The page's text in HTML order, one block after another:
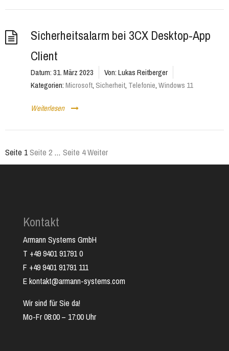
Sicherheitsalarm bei 3CX Desktop-App
Client
Datum:31. März 2023 Von:Lukas Reitberger
Kategorien:Microsoft,Sicherheit, Telefonie,Windows 11
Weiterlesen
Seitennummerierung
Seite 1Seite 2 … Seite 4Weiter
Kontakt
Armann Systems GmbH
T +49 9401 91791 0
F +49 9401 91791 111
E kontakt@armann-systems.com
Wir sind für Sie da!
Mo-Fr 08:00 – 17:00 Uhr